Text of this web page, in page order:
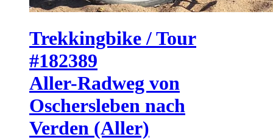
Trekkingbike / Tour
#182389
Aller-Radweg von
Oschersleben nach
Verden (Aller)